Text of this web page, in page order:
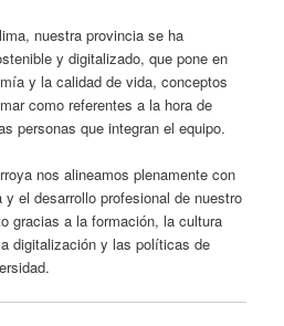
nuestra provincia se ha
y digitalizado, que pone en
y la calidad de vida, conceptos
como referentes a la hora de
personas que integran el equipo.
nos alineamos plenamente con
el desarrollo profesional de nuestro
gracias a la formación, la cultura
digitalización y las políticas de